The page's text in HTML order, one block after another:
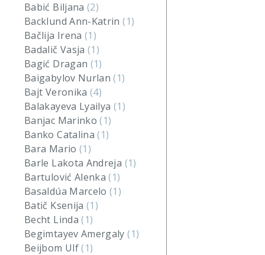
Babić Biljana(2)
Backlund Ann-Katrin(1)
Bačlija Irena(1)
Badalič Vasja(1)
Bagić Dragan (1)
Baigabylov Nurlan(1)
Bajt Veronika(4)
Balakayeva Lyailya (1)
Banjac Marinko(1)
Banko Catalina(1)
Bara Mario (1)
Barle Lakota Andreja (1)
Bartulović Alenka(1)
Basaldúa Marcelo(1)
Batič Ksenija(1)
Becht Linda(1)
Begimtayev Amergaly(1)
Beijbom Ulf(1)